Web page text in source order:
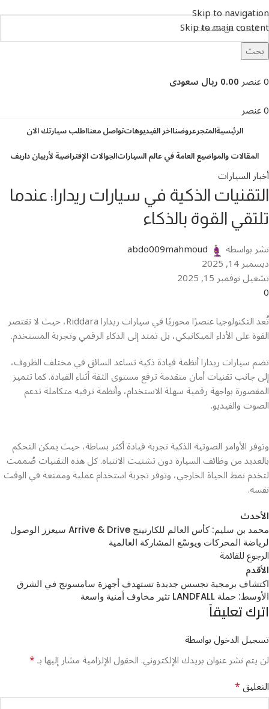
Skip to navigation
Skip to main content
بحث
0عنصر0.00 ريال سعودى
0عنصر
الرئيسيةالمتجرعروضنااخر الفيديوهاتتواصل معنااطلب سيارتك الان
المقالات والمواضيع العامة في عالم السياراتالجوالات الإفتراضية لأربيان داريف
أخبار السيارات
التقنيات الذكية في سيارات ريدارا: عندما
تلتقي القوة بالذكاء
نشر بواسطة abdo009mahmoud
ديسمبر 14, 2025
تشغيل نوفمبر 15, 2025
0
تُعد التكنولوجيا عنصرًا محوريًا في سيارات ريدارا Riddara، حيث لا تقتصر
القوة على الأداء الميكانيكي، بل تمتد إلى الذكاء الرقمي وتجربة المستخدم.
تضم سيارات ريدارا أنظمة قيادة ذكية تساعد السائق في مختلف الظروف،
إلى جانب تقنيات أمان متقدمة ترفع مستوى الثقة أثناء القيادة. كما تتميز
المقصورة بواجهة رقمية سهلة الاستخدام، وأنظمة ترفيه متكاملة تدعم
الصوت والفيديو.
وتوفر الأوامر الصوتية الذكية تجربة قيادة أكثر بساطة، حيث يمكن التحكم
بالعديد من وظائف السيارة دون تشتيت الانتباه. كل هذه التقنيات صُممت
لتخدم نمط الحياة الخارجي، وتوفر تجربة استخدام عملية وممتعة في الوقت
نفسه.
الأحدث
محمد بن سليم: كأس العالم للكارتينج Arrive & Drive سيعزز الوصول
لرياضة المحركات ويوسّع المشاركة العالمية
الرجوع للقائمة
الأقدم
اكتشاف برمجية تجسس جديدة تستهدف أجهزة سامسونج في الشرق
الأوسط: حملة LANDFALL تثير مخاوف أمنية واسعة
اترك تعليقاً
تسجيل الدخول بواسطة
لن يتم نشر عنوان بريدك الإلكتروني.الحقول الإلزامية مشار إليها بـ*
التعليق*